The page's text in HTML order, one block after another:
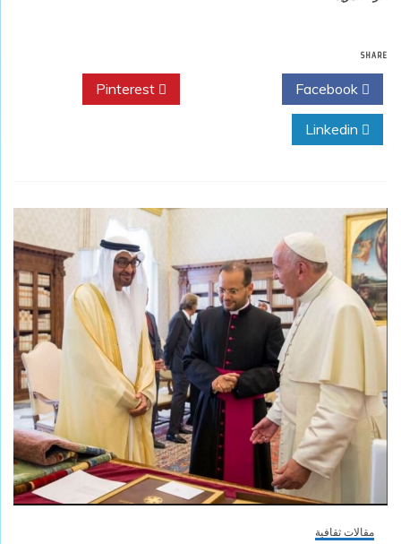
SHARE
مقالات ثقافية